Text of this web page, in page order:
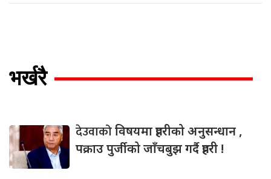
भर्खरै
देउवाकोविषयमा प्रहरीको अनुसन्धान ,
पक्राउ पुर्जीको जाँचबुझ गर्दै प्रहरी !